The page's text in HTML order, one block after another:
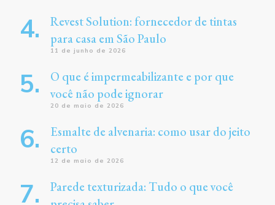
Revest Solution: fornecedor de tintas
para casa em São Paulo
11 de junho de 2026
O que é impermeabilizante e por que
você não pode ignorar
20 de maio de 2026
Esmalte de alvenaria: como usar do jeito
certo
12 de maio de 2026
Parede texturizada: Tudo o que você